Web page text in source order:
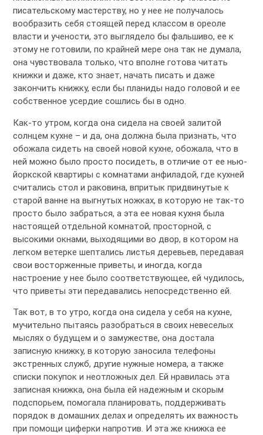
писательскому мастерству, но у нее не получалось
вообразить себя стоящей перед классом в ореоле
власти и учености, это выглядело бы фальшиво, ее к
этому не готовили, по крайней мере она так не думала,
она чувствовала только, что вполне готова читать
книжки и даже, кто знает, начать писать и даже
закончить книжку, если бы планиды надо головой и ее
собственное усердие сошлись бы в одно.
Как-то утром, когда она сидела на своей залитой
солнцем кухне – и да, она должна была признать, что
обожала сидеть на своей новой кухне, обожала, что в
ней можно было просто посидеть, в отличие от ее нью-
йоркской квартиры с комнатами анфиладой, где кухней
считались стол и раковина, впритык придвинутые к
старой ванне на выгнутых ножках, в которую не так-то
просто было забраться, а эта ее новая кухня была
настоящей отдельной комнатой, просторной, с
высокими окнами, выходящими во двор, в котором на
легком ветерке шептались листья деревьев, передавая
свои восторженные приветы, и иногда, когда
настроение у нее было соответствующее, ей чудилось,
что приветы эти передавались непосредственно ей.
Так вот, в то утро, когда она сидела у себя на кухне,
мучительно пытаясь разобраться в своих невеселых
мыслях о будущем и о замужестве, она достала
записную книжку, в которую заносила телефоны
экстренных служб, другие нужные номера, а также
списки покупок и неотложных дел. Ей нравилась эта
записная книжка, она была ей надежным и скорым
подспорьем, помогала планировать, поддерживать
порядок в домашних делах и определять их важность
при помощи циферки напротив. И эта же книжка ее